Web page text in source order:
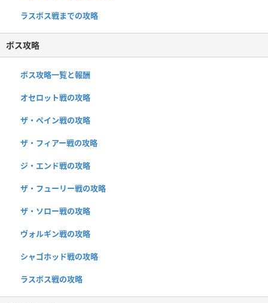
ラスボス戦までの攻略
ボス攻略
ボス攻略一覧と報酬
オセロット戦の攻略
ザ・ペイン戦の攻略
ザ・フィアー戦の攻略
ジ・エンド戦の攻略
ザ・フューリー戦の攻略
ザ・ソロー戦の攻略
ヴォルギン戦の攻略
シャゴホッド戦の攻略
ラスボス戦の攻略